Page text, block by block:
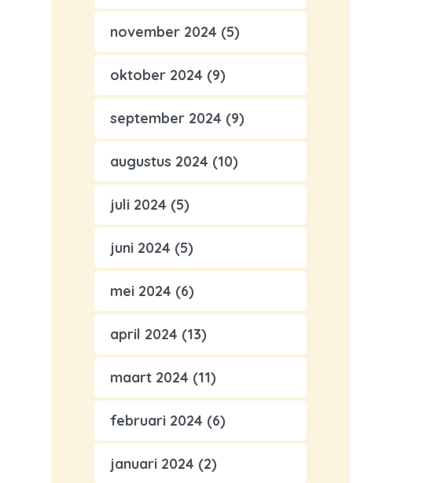
november 2024 (5)
oktober 2024 (9)
september 2024 (9)
augustus 2024 (10)
juli 2024 (5)
juni 2024 (5)
mei 2024 (6)
april 2024 (13)
maart 2024 (11)
februari 2024 (6)
januari 2024 (2)